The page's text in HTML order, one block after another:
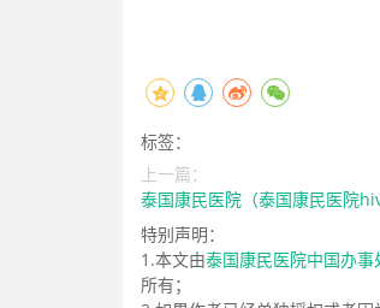
标签：
上一篇：
泰国康民医院（泰国康民医院
特别声明：
1.本文由泰国康民医院中国办事
所有；